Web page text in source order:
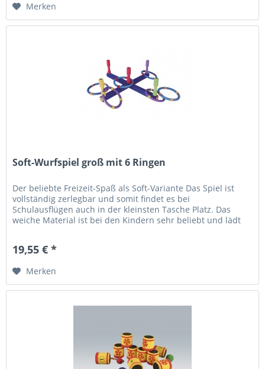
Merken
Soft-Wurfspiel groß mit 6 Ringen
Der beliebte Freizeit-Spaß als Soft-Variante Das Spiel ist
vollständig zerlegbar und somit findet es bei
Schulausflügen auch in der kleinsten Tasche Platz. Das
weiche Material ist bei den Kindern sehr beliebt und lädt
19,55 € *
Merken